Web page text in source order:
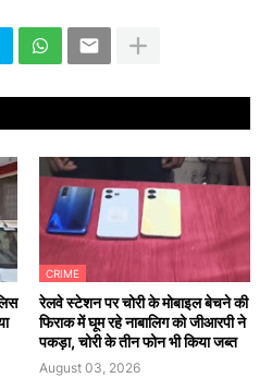
CRIME
रेलवे स्टेशन पर चोरी के मोबाइल बेचने की
फिराक में घूम रहे नाबालिग को जीआरपी ने
पकड़ा, चोरी के तीन फोन भी किया जब्त
August 03, 2026